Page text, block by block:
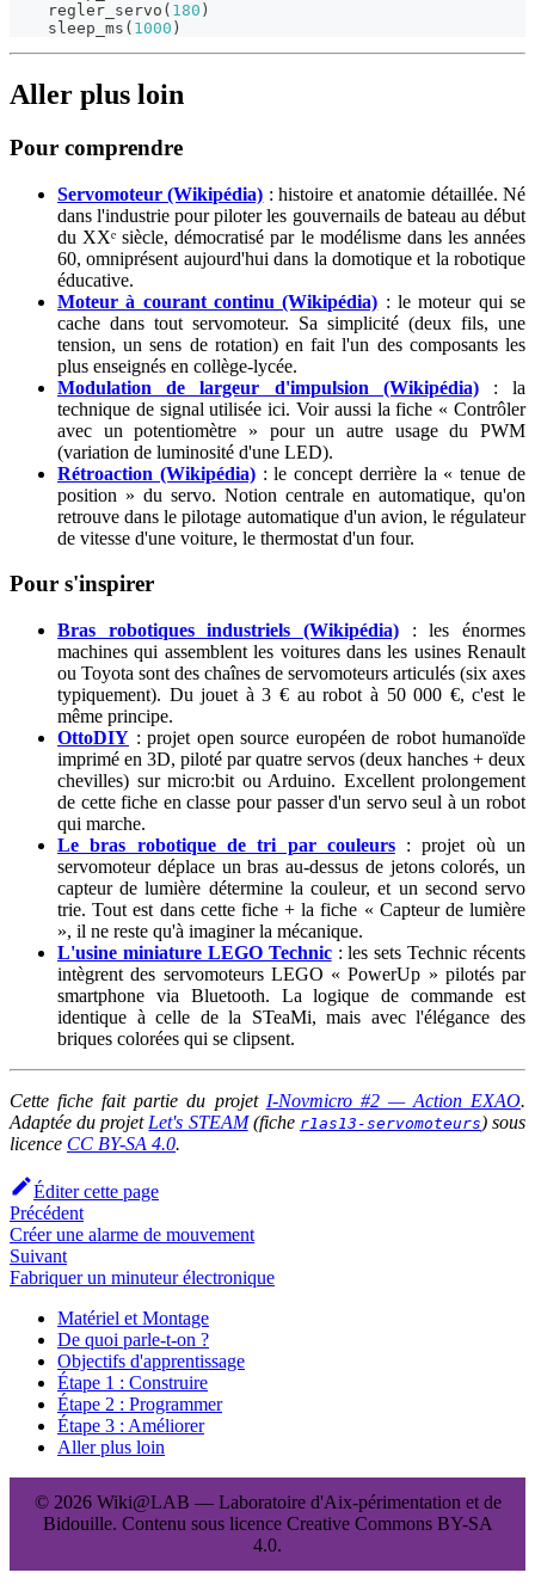
    regler_servo
( 180 )
    sleep_ms
( 1000 )
Aller plus loin
Pour comprendre
Servomoteur (Wikipédia) : histoire et anatomie détaillée. Né
dans l'industrie pour piloter les gouvernails de bateau au début
du XXᵉ siècle, démocratisé par le modélisme dans les années
60, omniprésent aujourd'hui dans la domotique et la robotique
éducative.
Moteur à courant continu (Wikipédia) : le moteur qui se
cache dans tout servomoteur. Sa simplicité (deux fils, une
tension, un sens de rotation) en fait l'un des composants les
plus enseignés en collège-lycée.
Modulation de largeur d'impulsion (Wikipédia): la
technique de signal utilisée ici. Voir aussi la fiche « Contrôler
avec un potentiomètre » pour un autre usage du PWM
(variation de luminosité d'une LED).
Rétroaction (Wikipédia): le concept derrière la « tenue de
position » du servo. Notion centrale en automatique, qu'on
retrouve dans le pilotage automatique d'un avion, le régulateur
de vitesse d'une voiture, le thermostat d'un four.
Pour s'inspirer
Bras robotiques industriels (Wikipédia) : les énormes
machines qui assemblent les voitures dans les usines Renault
ou Toyota sont des chaînes de servomoteurs articulés (six axes
typiquement). Du jouet à 3 € au robot à 50 000 €, c'est le
même principe.
OttoDIY : projet open source européen de robot humanoïde
imprimé en 3D, piloté par quatre servos (deux hanches + deux
chevilles) sur micro:bit ou Arduino. Excellent prolongement
de cette fiche en classe pour passer d'un servo seul à un robot
qui marche.
Le bras robotique de tri par couleurs: projet où un
servomoteur déplace un bras au-dessus de jetons colorés, un
capteur de lumière détermine la couleur, et un second servo
trie. Tout est dans cette fiche + la fiche « Capteur de lumière
», il ne reste qu'à imaginer la mécanique.
L'usine miniature LEGO Technic: les sets Technic récents
intègrent des servomoteurs LEGO « PowerUp » pilotés par
smartphone via Bluetooth. La logique de commande est
identique à celle de la STeaMi, mais avec l'élégance des
briques colorées qui se clipsent.
Cette fiche fait partie du projet I-Novmicro #2 — Action EXAO.
Adaptée du projet Let's STEAM(fiche r1as13-servomoteurs) sous
licence CC BY-SA 4.0.
Éditer cette page
Précédent
Créer une alarme de mouvement
Suivant
Fabriquer un minuteur électronique
Matériel et Montage
De quoi parle-t-on ?
Objectifs d'apprentissage
Étape 1 : Construire
Étape 2 : Programmer
Étape 3 : Améliorer
Aller plus loin
© 2026 Wiki@LAB — Laboratoire d'Aix-périmentation et de
Bidouille. Contenu sous licence Creative Commons BY-SA
4.0.